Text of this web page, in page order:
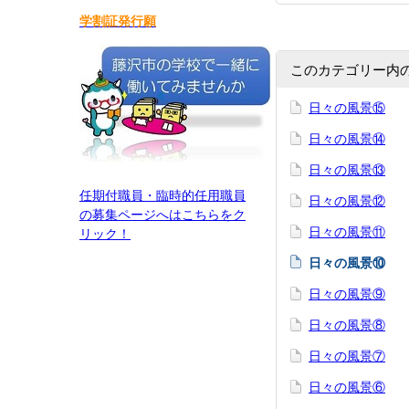
学割証発行願
任期付職員・臨時的任用職員
の募集ページへはこちらをク
リック！
このカテゴリー内
日々の風景⑮
日々の風景⑭
日々の風景⑬
日々の風景⑫
日々の風景⑪
日々の風景⑩
日々の風景⑨
日々の風景⑧
日々の風景⑦
日々の風景⑥